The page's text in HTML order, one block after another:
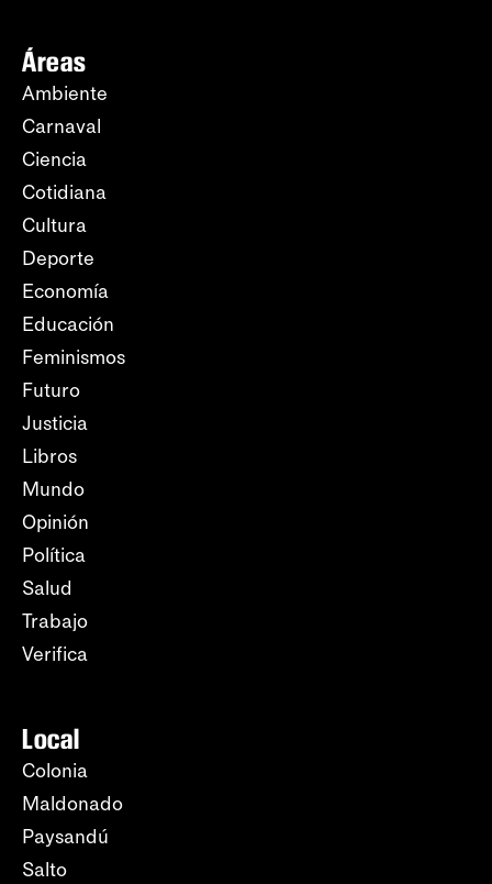
Áreas
Ambiente
Carnaval
Ciencia
Cotidiana
Cultura
Deporte
Economía
Educación
Feminismos
Futuro
Justicia
Libros
Mundo
Opinión
Política
Salud
Trabajo
Verifica
Local
Colonia
Maldonado
Paysandú
Salto